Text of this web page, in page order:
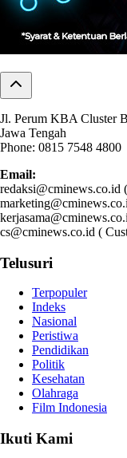
Jl. Perum KBA Cluster
Jawa Tengah
Phone: 0815 7548 4800
Email:
redaksi@cminews.co.id
cs@cminews.co.id (
Telusuri
Terpopuler
Indeks
Nasional
Peristiwa
Pendidikan
Politik
Kesehatan
Olahraga
Film Indonesia
Ikuti Kami